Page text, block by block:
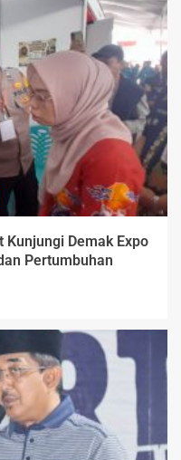
Demak Expo
Pertumbuhan